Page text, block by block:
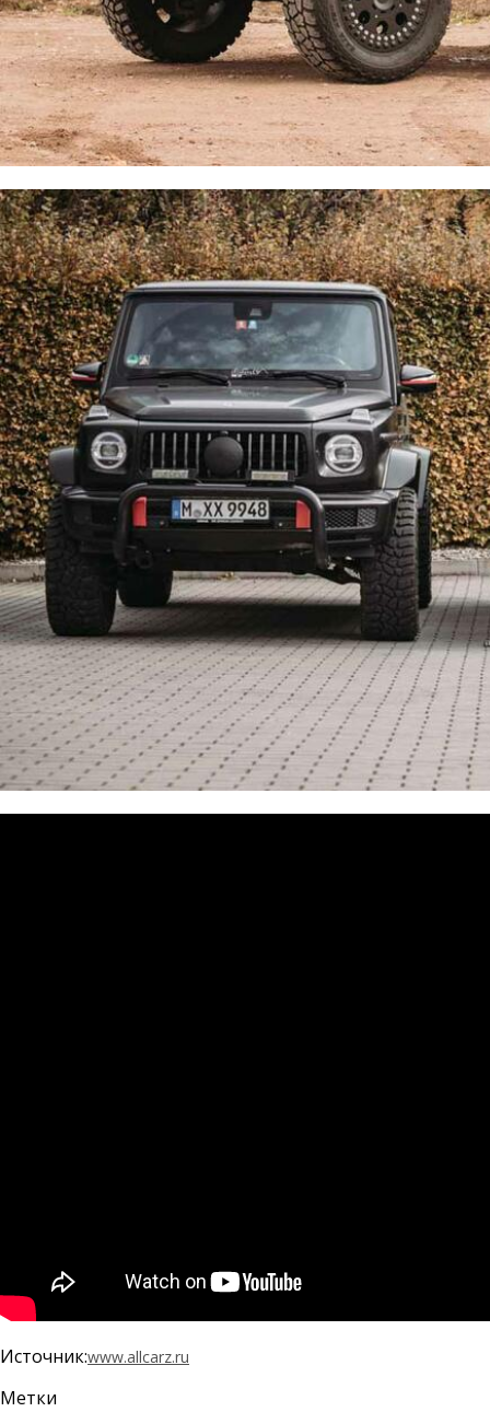
Источник:www.allcarz.ru
Метки